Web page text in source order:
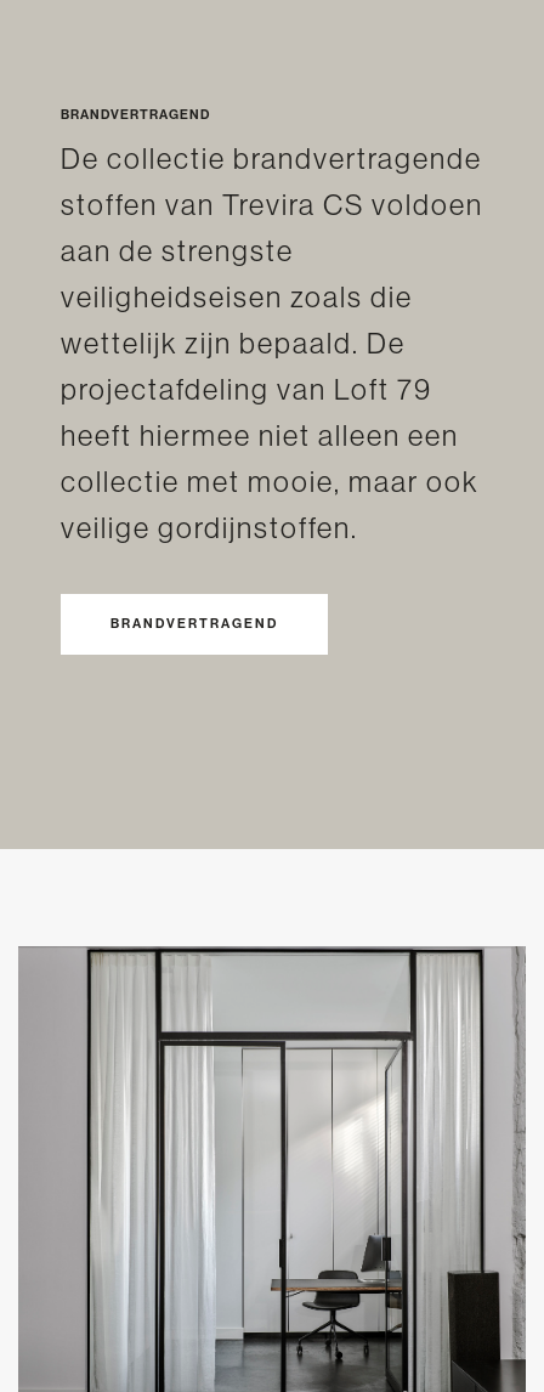
BRANDVERTRAGEND
De collectie brandvertragende
stoffen van Trevira CS voldoen
aan de strengste
veiligheidseisen zoals die
wettelijk zijn bepaald. De
projectafdeling van Loft 79
heeft hiermee niet alleen een
collectie met mooie, maar ook
veilige gordijnstoffen.
BRANDVERTRAGEND